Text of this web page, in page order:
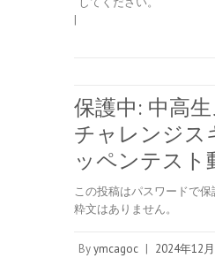
|
保護中: 中高生
チャレンジ
ッペンテスト
この投稿はパスワードで
粋文はありません。
Byymcagoc | 2024年12